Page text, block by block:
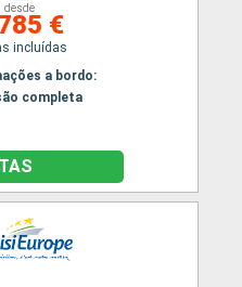
desde
€
incluídas
a bordo:
completa